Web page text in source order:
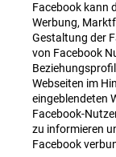
Facebook kann
Werbung,
Gestaltung der
von Facebook
Webseiten im
eingeblendeten
Facebook-
zu informieren
Facebook